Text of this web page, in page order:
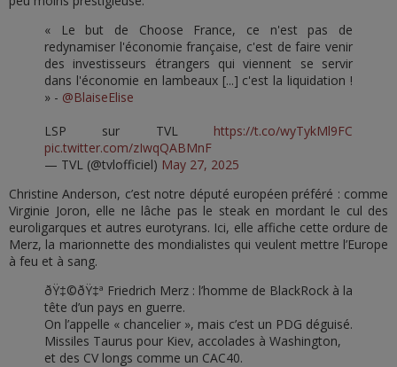
« Le but de Choose France, ce n'est pas de
redynamiser l'économie française, c'est de faire venir
des investisseurs étrangers qui viennent se servir
dans l'économie en lambeaux [...] c'est la liquidation !
» - @BlaiseElise
LSP sur TVL https://t.co/wyTykMl9FC
pic.twitter.com/zIwqQABMnF
— TVL (@tvlofficiel) May 27, 2025
Christine Anderson, c’est notre député européen préféré : comme
Virginie Joron, elle ne lâche pas le steak en mordant le cul des
euroligarques et autres eurotyrans. Ici, elle affiche cette ordure de
Merz, la marionnette des mondialistes qui veulent mettre l’Europe
à feu et à sang.
ðŸ‡©ðŸ‡ª Friedrich Merz : l’homme de BlackRock à la
tête d’un pays en guerre.
On l’appelle « chancelier », mais c’est un PDG déguisé.
Missiles Taurus pour Kiev, accolades à Washington,
et des CV longs comme un CAC40.